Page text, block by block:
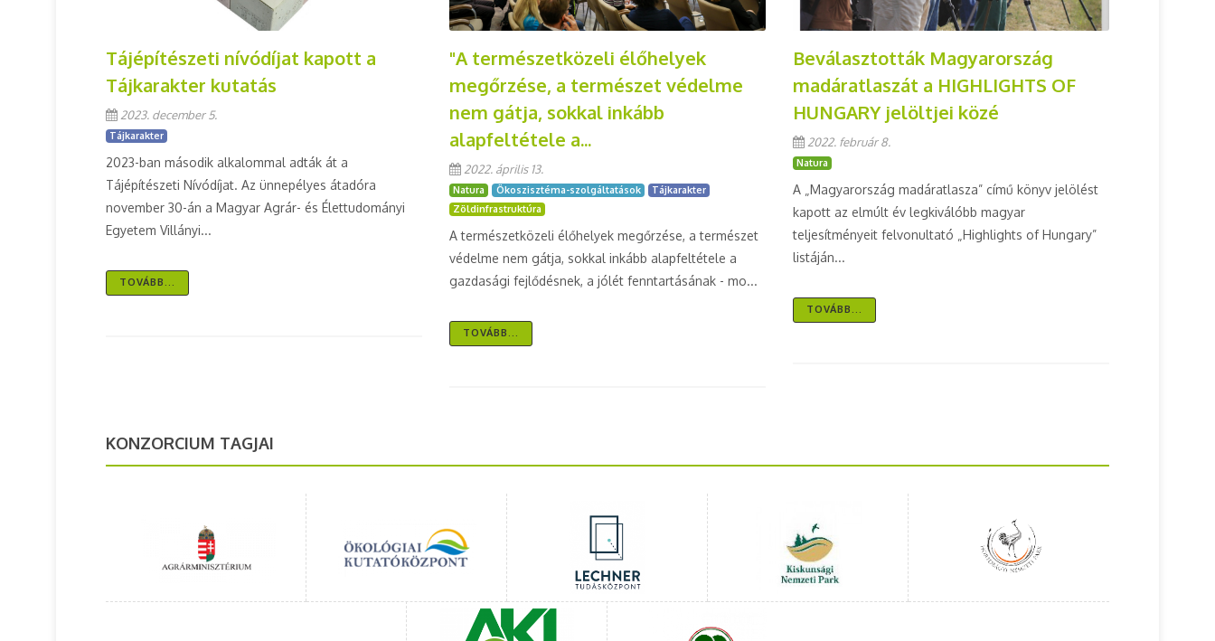
Tájépítészeti nívódíjat kapott a
Tájkarakter kutatás
2023. december 5.
Tájkarakter
2023-ban második alkalommal adták át a
Tájépítészeti Nívódíjat. Az ünnepélyes átadóra
november 30-án a Magyar Agrár- és Élettudományi
Egyetem Villányi...
TOVÁBB...
"A természetközeli élőhelyek
megőrzése, a természet védelme
nem gátja, sokkal inkább
alapfeltétele a...
2022. április 13.
Natura Ökoszisztéma-szolgáltatások
Tájkarakter
Zöldinfrastruktúra
A természetközeli élőhelyek megőrzése, a természet
védelme nem gátja, sokkal inkább alapfeltétele a
gazdasági fejlődésnek, a jólét fenntartásának - mo...
TOVÁBB...
Beválasztották Magyarország
madáratlaszát a HIGHLIGHTS OF
HUNGARY jelöltjei közé
2022. február 8.
Natura
A „Magyarország madáratlasza” című könyv jelölést
kapott az elmúlt év legkiválóbb magyar
teljesítményeit felvonultató „Highlights of Hungary”
listáján...
TOVÁBB...
KONZORCIUM TAGJAI